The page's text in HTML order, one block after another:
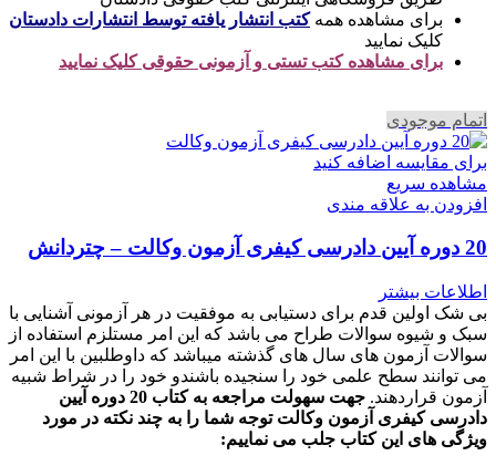
برای مشاهده همهکتب انتشار یافته توسط انتشارات دادستان
کلیک نمایید
برای مشاهده کتب تستی و آزمونی حقوقی کلیک نمایید
اتمام موجودی
برای مقایسه اضافه کنید
مشاهده سریع
افزودن به علاقه مندی
20 دوره آیین دادرسی کیفری آزمون وکالت – چتردانش
اطلاعات بیشتر
بی شک اولین قدم برای دستیابی به موفقیت در هر آزمونی آشنایی با
سبک و شیوه سوالات طراح می باشد که این امر مستلزم استفاده از
سوالات آزمون های سال های گذشته میباشد که داوطلبین با این امر
می توانند سطح علمی خود را سنجیده باشندو خود را در شراط شبیه
آزمون قراردهند.
جهت سهولت مراجعه به کتاب 20 دوره آیین
دادرسی کیفری آزمون وکالت توجه شما را به چند نکته در مورد
ویژگی های این کتاب جلب می نماییم: